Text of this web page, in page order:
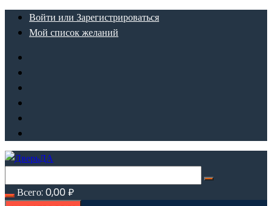
ПерейтиВойти или Зарегистрироваться
Мой список желаний
Всего: 0,00₽